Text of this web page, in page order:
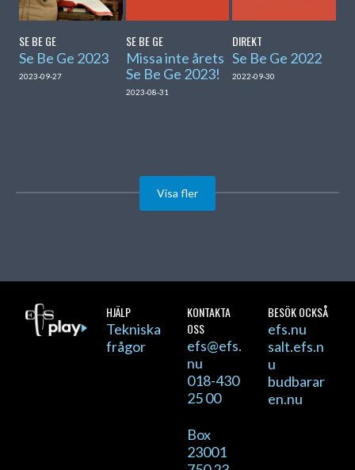
SE BE GE
Se Be Ge 2023
2023-09-27
SE BE GE
Missa inte årets
Se Be Ge 2023!
2023-08-31
DIREKT
Se Be Ge 2022
2022-09-30
Visa fler
HJÄLP
Tekniska
frågor
KONTAKTA
OSS
efs@efs.
nu
018-430
25 00
Box
23001
BESÖK OCKSÅ
efs.nu
salt.efs.n
u
budbarar
en.nu